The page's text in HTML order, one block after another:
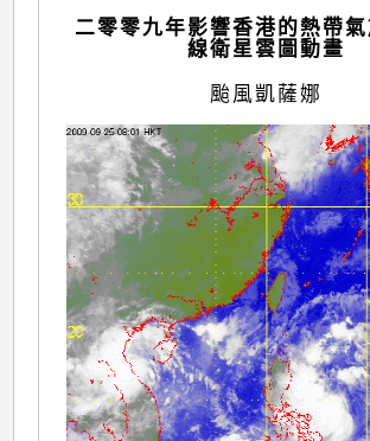
二零零九年影響香港的熱帶
線衛星雲圖動畫
颱風凱薩娜